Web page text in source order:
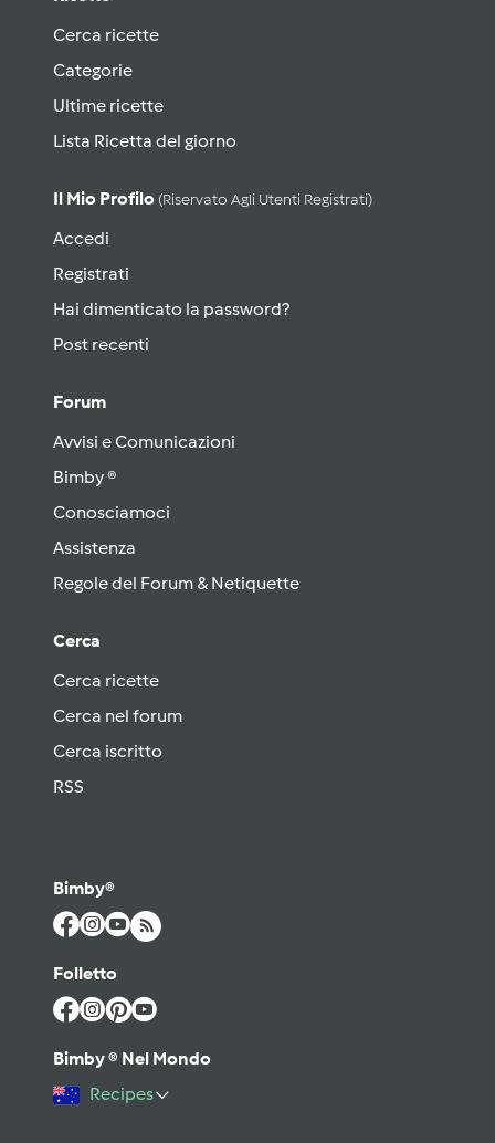
Cerca ricette
Categorie
Ultime ricette
Lista Ricetta del giorno
Il Mio Profilo (riservato Agli Utenti Registrati)
Accedi
Registrati
Hai dimenticato la password?
Post recenti
Forum
Avvisi e Comunicazioni
Bimby ®
Conosciamoci
Assistenza
Regole del Forum & Netiquette
Cerca
Cerca ricette
Cerca nel forum
Cerca iscritto
RSS
Bimby®
Folletto
Bimby ® Nel Mondo
Recipes